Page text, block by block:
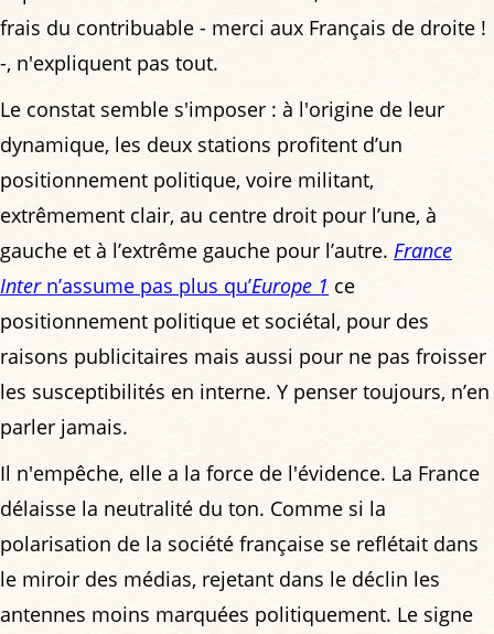
frais du contribuable - merci aux Français de droite !
-, n'expliquent pas tout.
Le constat semble s'imposer : à l'origine de leur
dynamique, les deux stations profitent d’un
positionnement politique, voire militant,
extrêmement clair, au centre droit pour l’une, à
gauche et à l’extrême gauche pour l’autre. France
Intern’assume pas plus qu’Europe 1 ce
positionnement politique et sociétal, pour des
raisons publicitaires mais aussi pour ne pas froisser
les susceptibilités en interne. Y penser toujours, n’en
parler jamais.
Il n'empêche, elle a la force de l'évidence. La France
délaisse la neutralité du ton. Comme si la
polarisation de la société française se reflétait dans
le miroir des médias, rejetant dans le déclin les
antennes moins marquées politiquement. Le signe